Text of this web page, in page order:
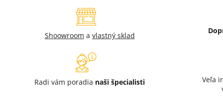
Shoowroom a vlastný sklad
Radi vám poradia naši špecialisti
Veľa